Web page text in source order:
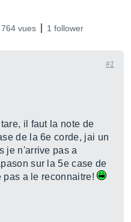
764 vues 1 follower
#1
il faut la note de
de la 6e corde, jai un
je n'arrive pas a
sur la 5e case de
pas a le reconnaitre!